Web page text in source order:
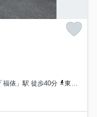
福俵」駅 徒歩40分 東金線「求名」駅 徒歩53分